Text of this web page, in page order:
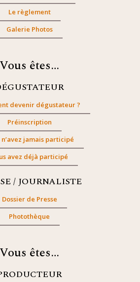
Le règlement
Galerie Photos
Vous êtes…
devenir dégustateur ?
Préinscription
n’avez jamais participé
avez déjà participé
/ JOURNALISTE
Dossier de Presse
Photothèque
Vous êtes…